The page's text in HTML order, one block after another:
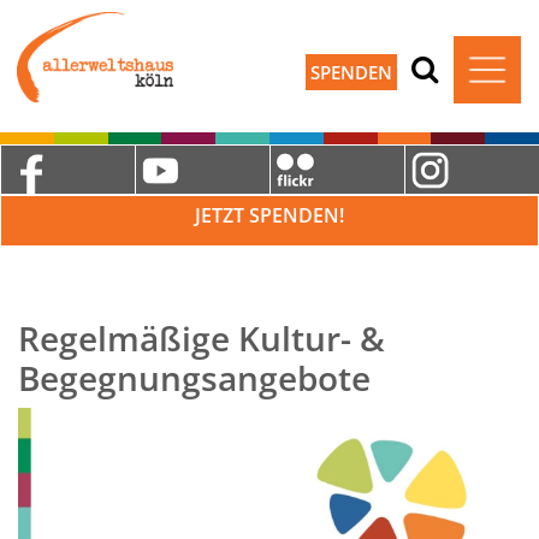
SPENDEN
JETZT SPENDEN!
Regelmäßige Kultur- &
Begegnungsangebote